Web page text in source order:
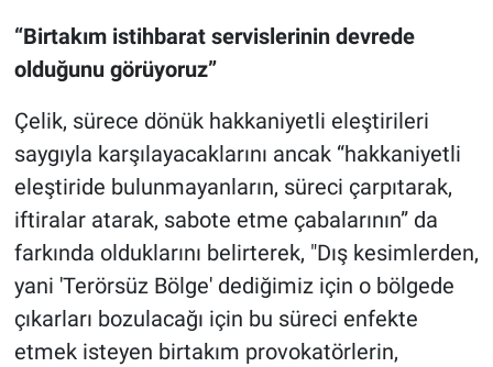
“Birtakım istihbarat servislerinin devrede
olduğunu görüyoruz”
Çelik, sürece dönük hakkaniyetli eleştirileri
saygıyla karşılayacaklarını ancak “hakkaniyetli
eleştiride bulunmayanların, süreci çarpıtarak,
iftiralar atarak, sabote etme çabalarının” da
farkında olduklarını belirterek, "Dış kesimlerden,
yani 'Terörsüz Bölge' dediğimiz için o bölgede
çıkarları bozulacağı için bu süreci enfekte
etmek isteyen birtakım provokatörlerin,